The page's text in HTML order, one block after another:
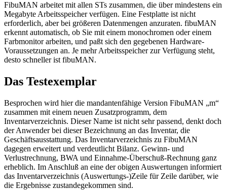
FibuMAN arbeitet mit allen STs zusammen, die über mindestens ein
Megabyte Arbeitsspeicher verfügen. Eine Festplatte ist nicht
erforderlich, aber bei größeren Datenmengen anzuraten. fibuMAN
erkennt automatisch, ob Sie mit einem monochromen oder einem
Farbmonitor arbeiten, und paßt sich den gegebenen Hardware-
Voraussetzungen an. Je mehr Arbeitsspeicher zur Verfügung steht,
desto schneller ist fibuMAN.
Das Testexemplar
Besprochen wird hier die mandantenfähige Version FibuMAN „m“
zusammen mit einem neuen Zusatzprogramm, dem
Inventarverzeichnis. Dieser Name ist nicht sehr passend, denkt doch
der Anwender bei dieser Bezeichnung an das Inventar, die
Geschäftsausstattung. Das Inventarverzeichnis zu FibuMAN
dagegen erweitert und verdeutlicht Bilanz. Gewinn- und
Verlustrechnung, BWA und Einnahme-Überschuß-Rechnung ganz
erheblich. Im Anschluß an eine der obigen Auswertungen informiert
das Inventarverzeichnis (Auswertungs-)Zeile für Zeile darüber, wie
die Ergebnisse zustandegekommen sind.